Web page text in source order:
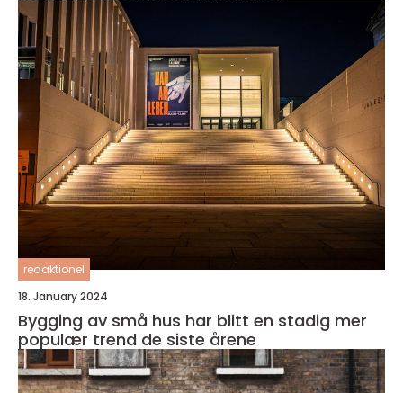
redaktionel
18. January 2024
Bygging av små hus har blitt en stadig mer
populær trend de siste årene